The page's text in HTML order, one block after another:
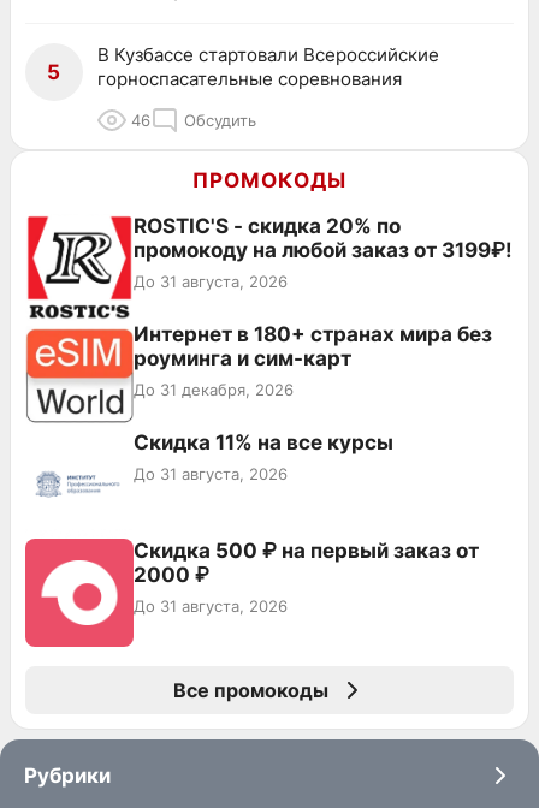
5
В Кузбассе стартовали Всероссийские
горноспасательные соревнования
46 Обсудить
ПРОМОКОДЫ
ROSTIC'S - скидка 20% по
промокоду на любой заказ от 3199₽!
До 31 августа, 2026
Интернет в 180+ странах мира без
роуминга и сим-карт
До 31 декабря, 2026
Скидка 11% на все курсы
До 31 августа, 2026
Скидка 500 ₽ на первый заказ от
2000 ₽
До 31 августа, 2026
Все промокоды
Рубрики